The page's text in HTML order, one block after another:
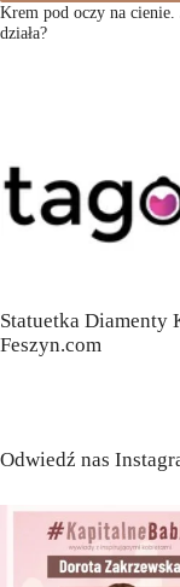
Krem pod oczy na
działa?
Statuetka Diamenty
Feszyn.com
Odwiedź nas